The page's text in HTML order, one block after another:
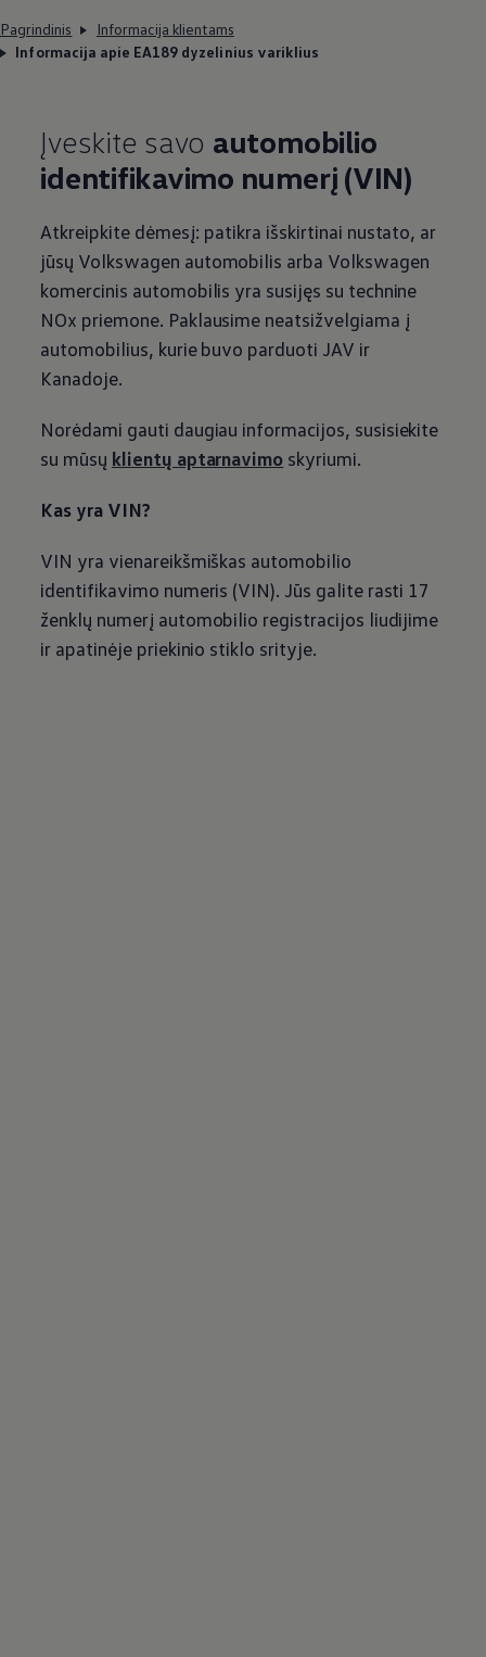
Pagrindinis
Informacija klientams
Informacija apie EA189 dyzelinius variklius
Įveskite savo automobilio
identifikavimo numerį (VIN)
Atkreipkite dėmesį: patikra išskirtinai nustato, ar
jūsų Volkswagen automobilis arba Volkswagen
komercinis automobilis yra susijęs su technine
NOx priemone. Paklausime neatsižvelgiama į
automobilius, kurie buvo parduoti JAV ir
Kanadoje.
Norėdami gauti daugiau informacijos, susisiekite
su mūsų klientų aptarnavimo skyriumi.
Kas yra VIN?
VIN yra vienareikšmiškas automobilio
identifikavimo numeris (VIN). Jūs galite rasti 17
ženklų numerį automobilio registracijos liudijime
ir apatinėje priekinio stiklo srityje.